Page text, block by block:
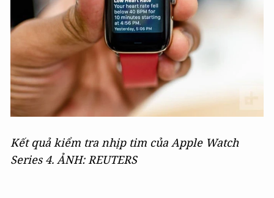
Kết quả kiểm tra nhịp tim của Apple Watch
Series 4. ẢNH: REUTERS